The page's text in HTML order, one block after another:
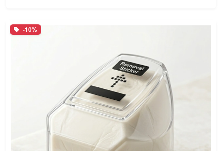
-10%